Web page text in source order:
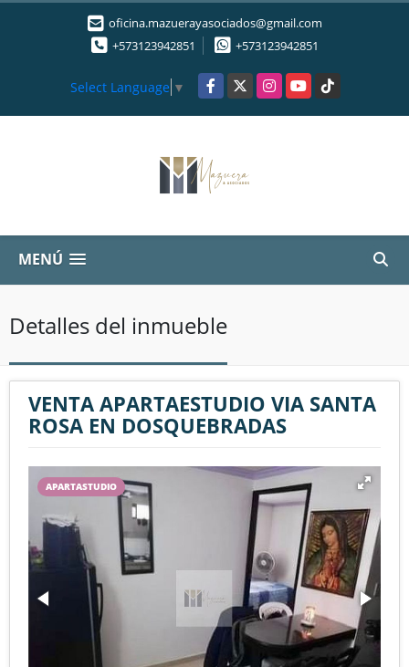
oficina.mazuerayasociados@gmail.com
+573123942851
+573123942851
Select Language ▼ Facebook
X InstagramYouTubeTikTok
MENÚ
Detalles del inmueble
VENTA APARTAESTUDIO VIA SANTA
ROSA EN DOSQUEBRADAS
APARTASTUDIO